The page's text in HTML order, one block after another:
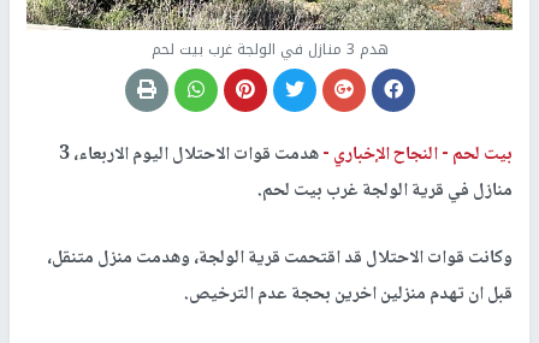
هدم 3 منازل في الولجة غرب بيت لحم
بيت لحم -النجاح الإخباري -
هدمت قوات الاحتلال اليوم الاربعاء، 3
منازل في قرية الولجة غرب بيت لحم.
وكانت قوات الاحتلال قد اقتحمت قرية الولجة، وهدمت منزل متنقل،
قبل ان تهدم منزلين اخرين بحجة عدم الترخيص.